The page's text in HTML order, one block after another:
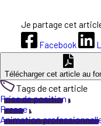
Je partage cet
Facebook
Télécharger cet article au
Tags de cet article
Prise de position
Presse
Animation